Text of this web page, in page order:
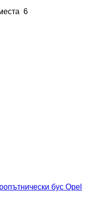
6
бус Opel